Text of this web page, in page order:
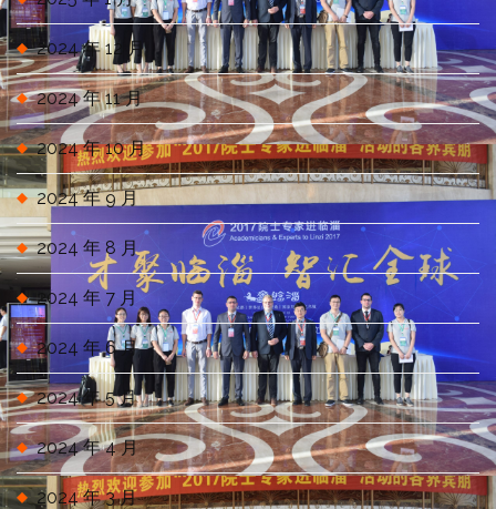
2024 年 12 月
2024 年 11 月
2024 年 10 月
2024 年 9 月
2024 年 8 月
2024 年 7 月
2024 年 6 月
2024 年 5 月
2024 年 4 月
2024 年 3 月